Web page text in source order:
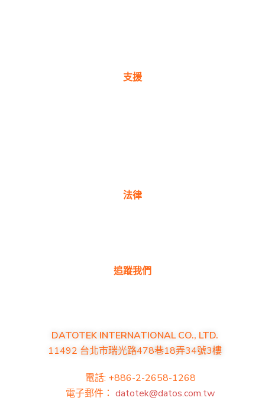
支援
法律
追蹤我們
DATOTEK INTERNATIONAL CO., LTD.
11492 台北市瑞光路478巷18弄34號3樓
電話: +886-2-2658-1268
電子郵件：datotek@datos.com.tw